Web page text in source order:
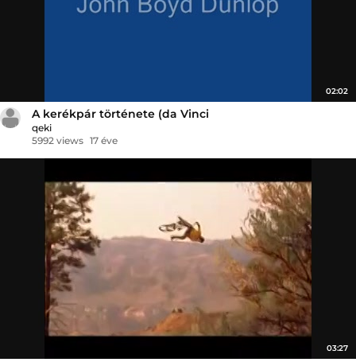
02:02
A kerékpár története (da Vinci
qeki
5992 views 17 éve
03:27